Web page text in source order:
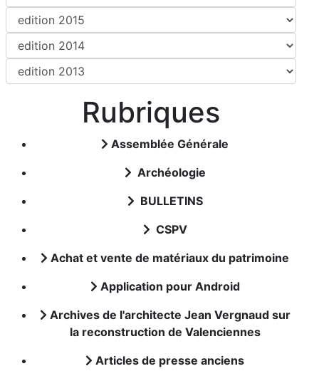
Rubriques
Assemblée Générale
Archéologie
BULLETINS
CSPV
Achat et vente de matériaux du patrimoine
Application pour Android
Archives de l'architecte Jean Vergnaud sur
la reconstruction de Valenciennes
Articles de presse anciens